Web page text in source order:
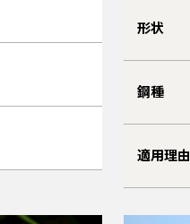
形状
鋼種
適用理由